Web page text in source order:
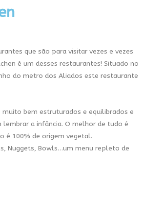
que são para visitar vezes e vezes
é um desses restaurantes! Situado no
do metro dos Aliados este restaurante
muito bem estruturados e equilibrados e
lembrar a infância. O melhor de tudo é
é 100% de origem vegetal.
Nuggets, Bowls…um menu repleto de